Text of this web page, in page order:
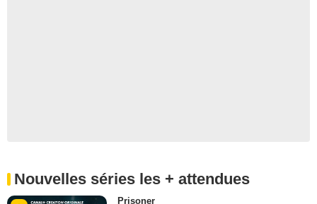
Nouvelles séries les + attendues
Prisoner